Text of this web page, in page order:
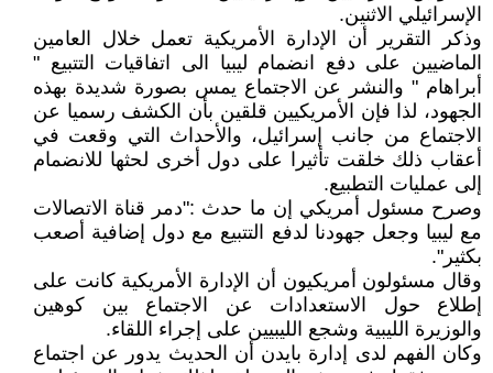
الإسرائيلي الاثنين.
وذكر التقرير أن الإدارة الأمريكية تعمل خلال العامين
الماضيين على دفع انضمام ليبيا الى اتفاقيات التتبيع "
أبراهام " والنشر عن الاجتماع يمس بصورة شديدة بهذه
الجهود، لذا فإن الأمريكيين قلقين بأن الكشف رسميا عن
الاجتماع من جانب إسرائيل، والأحداث التي وقعت في
أعقاب ذلك خلقت تأثيرا على دول أخرى لحثها للانضمام
إلى عمليات التطبيع.
وصرح مسئول أمريكي إن ما حدث :"دمر قناة الاتصالات
مع ليبيا وجعل جهودنا لدفع التتبيع مع دول إضافية أصعب
بكثير".
وقال مسئولون أمريكيون أن الإدارة الأمريكية كانت على
إطلاع حول الاستعدادات عن الاجتماع بين كوهين
والوزيرة الليبية وشجع الليبيين على إجراء اللقاء.
وكان الفهم لدى إدارة بايدن أن الحديث يدور عن اجتماع